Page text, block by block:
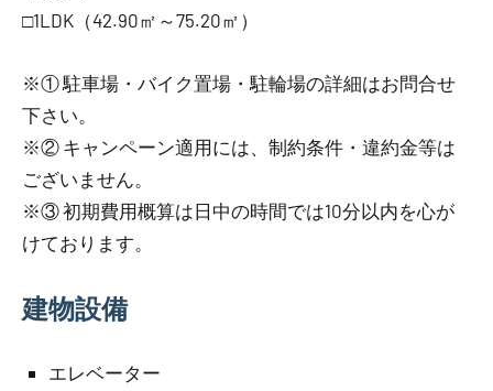
□1LDK（42.90㎡～75.20㎡）
※① 駐車場・バイク置場・駐輪場の詳細はお問合せ
下さい。
※② キャンペーン適用には、制約条件・違約金等は
ございません。
※③ 初期費用概算は日中の時間では10分以内を心が
けております。
建物設備
エレベーター